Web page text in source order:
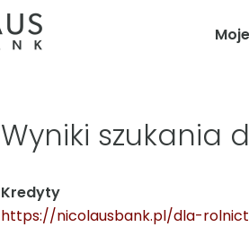
Wyniki szukania
Kredyty
https://nicolausbank.pl/dla-